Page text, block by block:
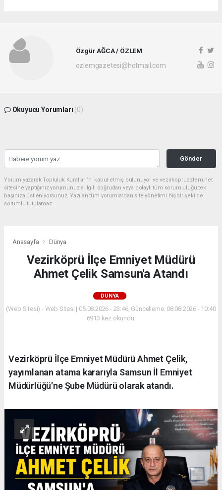
Özgür AĞCA / ÖZLEM
ozlemgazetesi@hotmail.com
Okuyucu Yorumları (0)
Gönder
Yorum yazarak Topluluk Kuralları’nı kabul etmiş bulunuyor ve vezirkopruozlem.net
sitesine yaptığınız yorumunuzla ilgili doğrudan veya dolaylı tüm sorumluluğu tek
başınıza üstleniyorsunuz. Yazılan tüm yorumlardan site yönetimi hiçbir şekilde
sorumlu tutulamaz.
Anasayfa Dünya
Vezirköprü İlçe Emniyet Müdürü
Ahmet Çelik Samsun'a Atandı
DÜNYA
(Web Sitesi) - Web Sitesi | 05.08.2026 - 23:46, Güncelleme: 08.08.2026 - 10:40
6913 kez okundu.
Vezirköprü İlçe Emniyet Müdürü Ahmet Çelik,
yayımlanan atama kararıyla Samsun İl Emniyet
Müdürlüğü'ne Şube Müdürü olarak atandı.